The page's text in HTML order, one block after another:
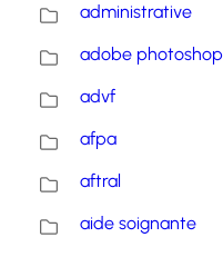
administrative
adobe photoshop
advf
afpa
aftral
aide soignante